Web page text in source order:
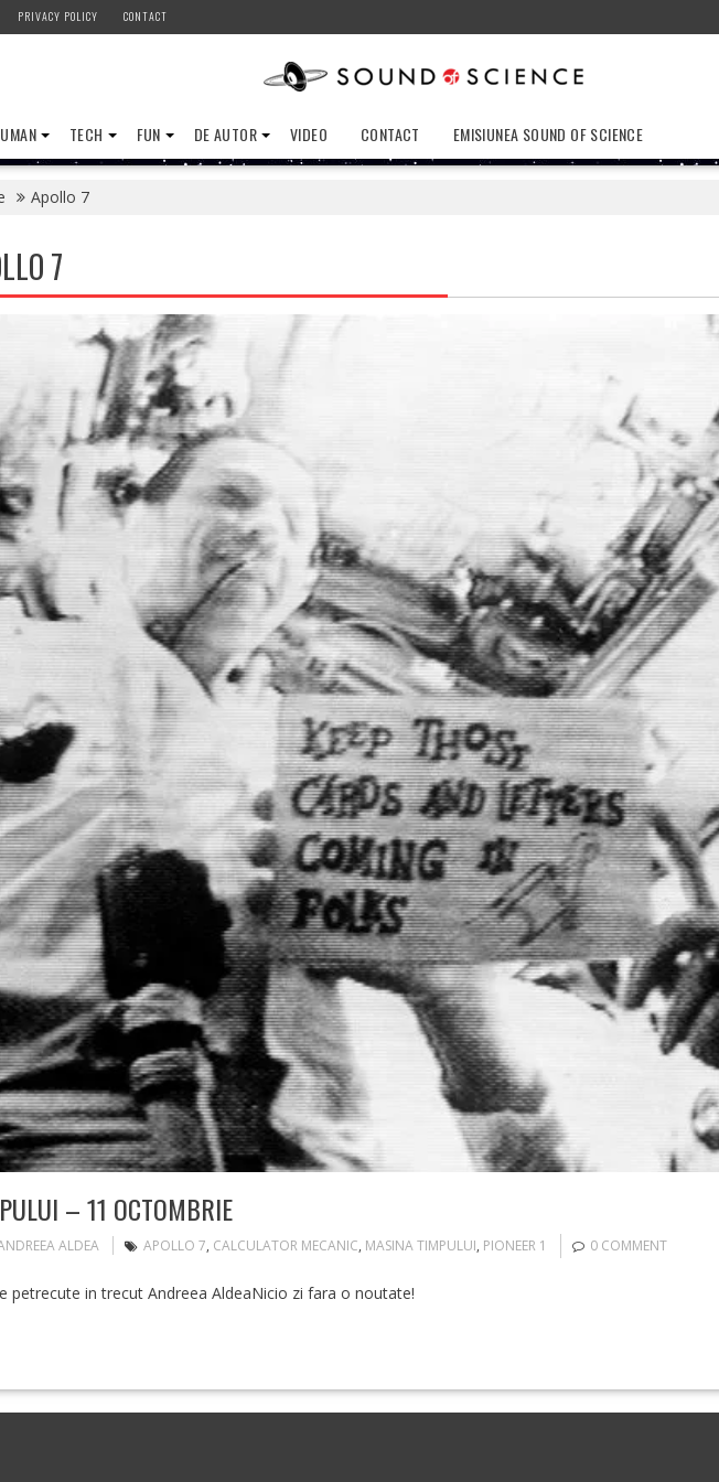
PRIVACY POLICY CONTACT
UMAN TECH FUN DE AUTOR VIDEO CONTACT EMISIUNEA SOUND OF SCIENCE
Apollo 7
7
– 11 OCTOMBRIE
ALDEA APOLLO 7, CALCULATOR MECANIC, MASINA TIMPULUI, PIONEER 1 0 COMMENT
petrecute in trecut Andreea AldeaNicio zi fara o noutate!